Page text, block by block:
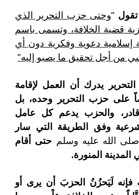
"وحتى حزب التحرير الذي
قضية الخلافة، وتسمى باسم
دعوية وفكرية دون أي
من أجل تحقيق ما يصبو إليه"
يدرك أن العمل لإقامة
على حزب التحرير وحده، بل
والحزب يدعم كل عامل
وفق الطريقة التي سار
ًصلى الله عليه وسلم حتى أقام
المدينة المنورة.
لَيَحزُنُ الحزبَ أن يرى أو